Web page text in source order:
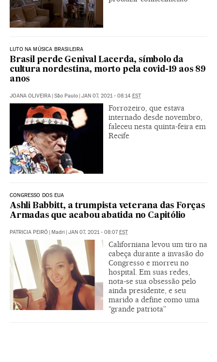
LUTO NA MÚSICA BRASILEIRA
Brasil perde Genival Lacerda, símbolo da
cultura nordestina, morto pela covid-19 aos 89
anos
JOANA OLIVEIRA | São Paulo | JAN 07, 2021 - 08:14 EST
Forrozeiro, que estava
internado desde novembro,
faleceu nesta quinta-feira em
Recife
CONGRESSO DOS EUA
Ashli Babbitt, a trumpista veterana das Forças
Armadas que acabou abatida no Capitólio
PATRICIA PEIRÓ | Madri | JAN 07, 2021 - 08:07EST
Californiana levou um tiro na
cabeça durante a invasão do
Congresso e morreu no
hospital. Em suas redes,
nota-se sua obsessão pelo
ainda presidente, e seu
marido a define como uma
“grande patriota”